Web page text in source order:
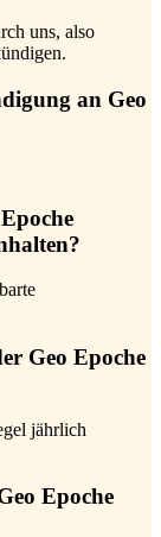
uns, also
an Geo
Geo Epoche
jährlich
Epoche